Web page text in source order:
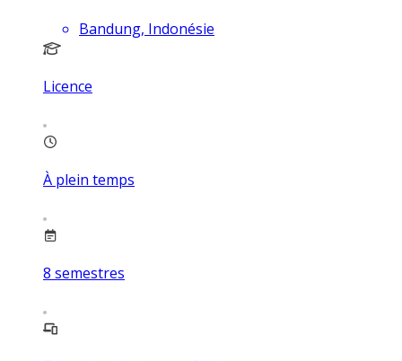
Bandung, Indonésie
Licence
À plein temps
8 semestres